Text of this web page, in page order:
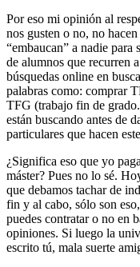
Por eso mi opinión al
nos gusten o no, no
“embaucan” a nadie
de alumnos que recurren
búsquedas online en
palabras como: comprar
TFG (trabajo fin de
están buscando antes de
particulares que hacen
¿Significa eso que yo
máster? Pues no lo sé.
que debamos tachar de
fin y al cabo, sólo son
puedes contratar o no en
opiniones. Si luego la
escrito tú, mala suerte